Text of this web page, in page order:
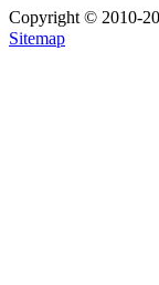
Copyright © 2010-
Sitemap